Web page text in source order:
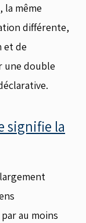
la même
différente,
et de
une double
signifie la
au moins